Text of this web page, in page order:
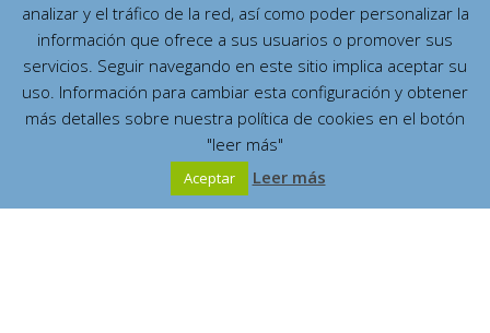
Site map
Legal disclaimer
Privacy and cookies
analizar y el tráfico de la red, así como poder personalizar la
información que ofrece a sus usuarios o promover sus
servicios. Seguir navegando en este sitio implica aceptar su
uso. Información para cambiar esta configuración y obtener
más detalles sobre nuestra política de cookies en el botón
"leer más"
Aceptar Leer más